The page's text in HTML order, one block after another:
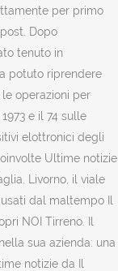
per primo
Dopo
tenuto in
potuto riprendere
operazioni per
e il 74 sulle
elottronici degli
Ultime notizie
Livorno, il viale
dal maltempo Il
NOI Tirreno. Il
sua azienda: una
notizie da Il